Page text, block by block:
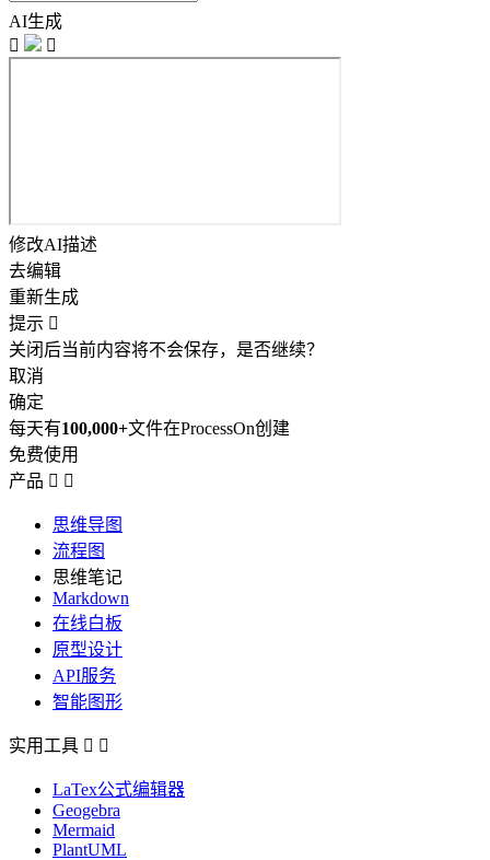
AI生成


修改AI描述
去编辑
重新生成
提示 
关闭后当前内容将不会保存，是否继续？
取消
确定
每天有100,000+文件在ProcessOn创建
免费使用
产品  
思维导图
流程图
思维笔记
Markdown
在线白板
原型设计
API服务
智能图形
实用工具  
LaTex公式编辑器
Geogebra
Mermaid
PlantUML